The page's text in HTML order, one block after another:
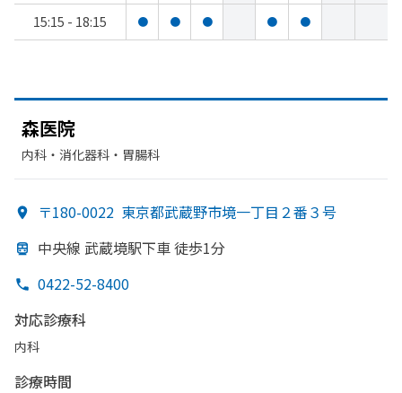
15:15 - 18:15 ● ● ● ● ●
森医院
内科・​消化器科・​胃腸科
〒180-0022 東京都武蔵野市境一丁目２番３号
中央線 武蔵境駅下車 徒歩1分
0422-52-8400
対応診療科
内科
診療時間